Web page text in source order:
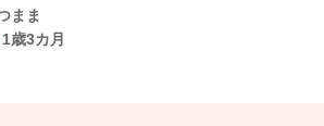
。
はリスクもありますし、好きなキャラクター
まま
1歳3カ月